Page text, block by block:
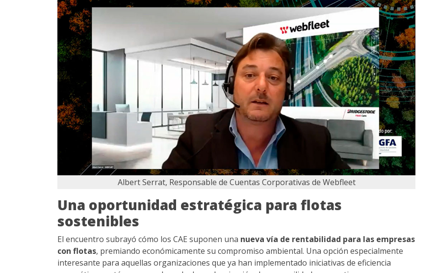
Albert Serrat, Responsable de Cuentas Corporativas de Webfleet
Una oportunidad estratégica para flotas
sostenibles
El encuentro subrayó cómo los CAE suponen una nueva vía de rentabilidad para las empresas
con flotas, premiando económicamente su compromiso ambiental. Una opción especialmente
interesante para aquellas organizaciones que ya han implementado iniciativas de eficiencia